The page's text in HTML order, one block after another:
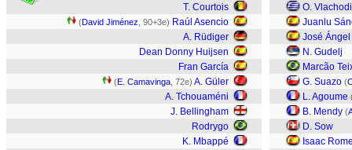
T. Courtois
(David Jiménez , 90+3e) Raúl Asencio
A. Rüdiger
Dean Donny Huijsen
Fran García
(E. Camavinga , 72e) A. Güler
A. Tchouaméni
J. Bellingham
Rodrygo
K. Mbappé
O.
Juanlu
José
N. Gudelj
Marcão
G. Suazo (
L. Agoume
B. Mendy (
D. Sow
Isaac